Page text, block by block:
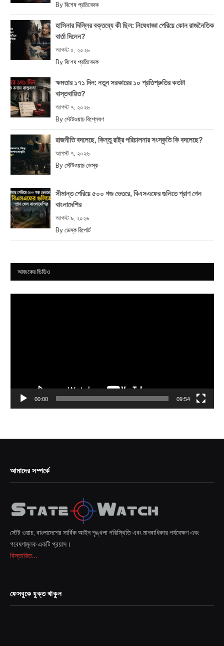
By বিশেষ প্রতিবেদক
হাসিনার দিল্লির বক্তব্যে কী ছিল: নিষেধাজ্ঞা পেরিয়ে কোন রাজনৈতিক
বার্তা দিলেন?
আগস্ট ৫, ২০২৬
By বিশেষ প্রতিবেদক
ক্ষমতার ১৭১ দিন: নতুন সরকারের ১০ প্রতিশ্রুতির কতটা
বাস্তবায়িত?
আগস্ট ৭, ২০২৬
By স্টেটওয়াচ বিশ্লেষণ
রাজনীতি বদলেছে, কিন্তু রাষ্ট্র পরিচালনার সংস্কৃতি কি বদলেছে?
আগস্ট ৭, ২০২৬
By স্টেটওয়াচ ডেস্ক
সীমান্ত পেরিয়ে ৫০০ গজ ভেতরে, বিএসএফের গুলিতে প্রাণ গেল
বাংলাদেশির
আগস্ট ৯, ২০২৬
By ডেস্ক রিপোর্ট
আজকের ভিডিও
00:00 09:54
আমাদের সম্পর্কে
স্টেট ওয়াচ, বাংলাদেশের সার্বিক আইন শৃঙ্খলা পরিস্থিতি এবং মানবাধিকার পর্যবেক্ষণ এবং
গবেষণামূলক একটি প্রয়াস।
বিস্তারিত...
ফেসবুকে যুক্ত থাকুন